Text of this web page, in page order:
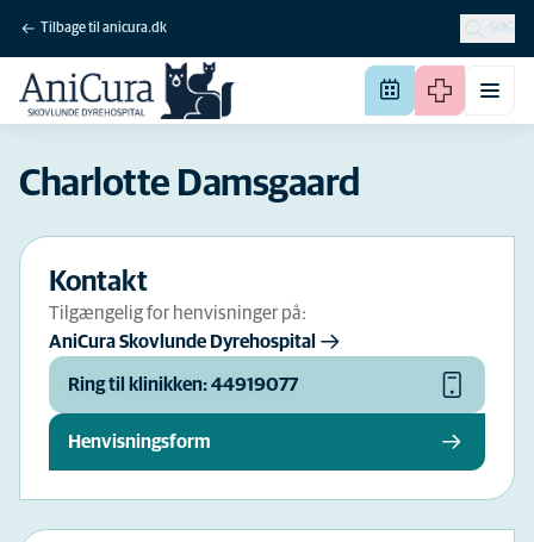
Tilbage til anicura.dk SØG
Charlotte Damsgaard
Kontakt
Tilgængelig for henvisninger på:
AniCura Skovlunde Dyrehospital
Ring til klinikken: 44919077
Henvisningsform